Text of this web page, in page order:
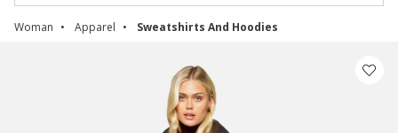
Woman Apparel Sweatshirts And Hoodies